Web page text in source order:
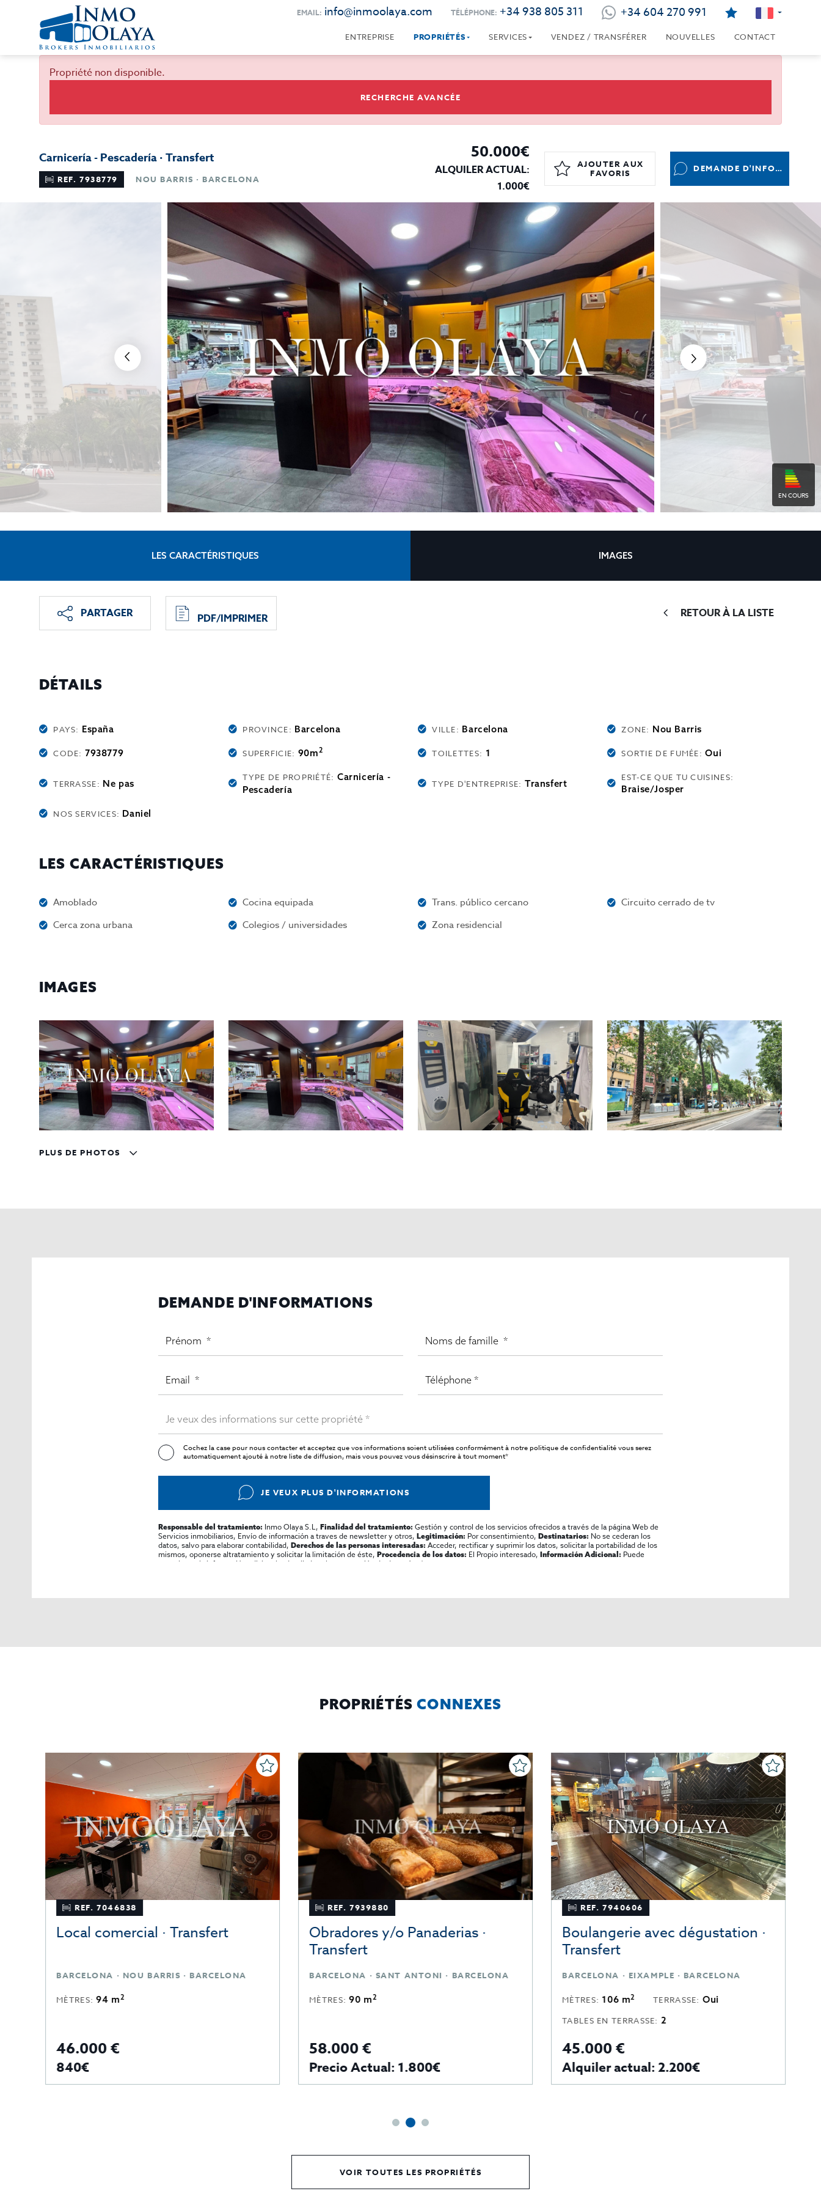
EMAIL: info@inmoolaya.com TÉLÉPHONE: +34 938 805 311 +34 604 270 991
ENTREPRISE PROPRIÉTÉS SERVICES VENDEZ / TRANSFÉRER NOUVELLES CONTACT
Propriété non disponible.
RECHERCHE AVANCÉE
Carnicería - Pescadería · Transfert
REF. 7938779 NOU BARRIS · BARCELONA
50.000€
ALQUILER ACTUAL:
1.000€
AJOUTER AUX
FAVORIS
DEMANDE D'INFORMATIONS
EN COURS
LES CARACTÉRISTIQUES IMAGES
PARTAGER PDF/IMPRIMER RETOUR À LA LISTE
DÉTAILS
PAYS: España PROVINCE: Barcelona VILLE: Barcelona ZONE: Nou Barris
CODE:7938779 SUPERFICIE: 90m2 TOILETTES: 1 SORTIE DE FUMÉE:Oui
TERRASSE: Ne pas
TYPE DE PROPRIÉTÉ: Carnicería -
Pescadería
TYPE D'ENTREPRISE: Transfert
EST-CE QUE TU CUISINES:
Braise/Josper
NOS SERVICES: Daniel
LES CARACTÉRISTIQUES
Amoblado Cocina equipada Trans. público cercano
Circuito cerrado de tv
Cerca zona urbana
Colegios / universidades Zona residencial
IMAGES
PLUS DE PHOTOS
DEMANDE D'INFORMATIONS
Cochez la case pour nous contacter et acceptez que vos informations soient utilisées conformément à notrepolitique de confidentialitévous serez
automatiquement ajouté à notre liste de diffusion, mais vous pouvez vous désinscrire à tout moment*
JE VEUX PLUS D'INFORMATIONS
Responsable del tratamiento: Inmo Olaya S.L, Finalidad del tratamiento: Gestión y control de los servicios ofrecidos a través de la página Web de
Servicios inmobiliarios, Envío de información a traves de newsletter y otros, Legitimación: Por consentimiento, Destinatarios: No se cederan los
datos, salvo para elaborar contabilidad, Derechos de las personas interesadas: Acceder, rectificar y suprimir los datos, solicitar la portabilidad de los
mismos, oponerse altratamiento y solicitar la limitación de éste, Procedencia de los datos: El Propio interesado, Información Adicional: Puede
consultarse la información adicional y detallada sobre protección de datos
Aquí.
PROPRIÉTÉS CONNEXES
REF. 7046838
Local comercial · Transfert
BARCELONA · NOU BARRIS · BARCELONA
MÈTRES:94 m2
46.000 €
840€
REF. 7939880
Obradores y/o Panaderias ·
Transfert
BARCELONA · SANT ANTONI · BARCELONA
MÈTRES:90 m2
58.000 €
Precio Actual: 1.800€
REF. 7940606
Boulangerie avec dégustation ·
Transfert
BARCELONA · EIXAMPLE · BARCELONA
MÈTRES:106 m2 TERRASSE: Oui
TABLES EN TERRASSE: 2
45.000 €
Alquiler actual: 2.200€
VOIR TOUTES LES PROPRIÉTÉS